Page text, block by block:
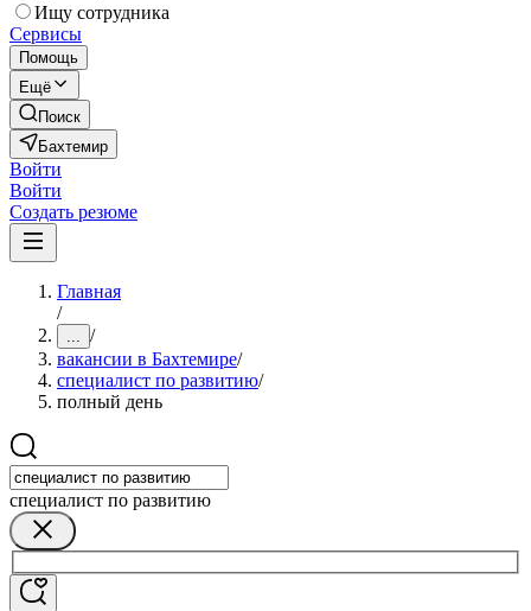
Ищу сотрудника
Сервисы
Помощь
Ещё
Поиск
Бахтемир
Войти
Войти
Создать резюме
Главная
/
... /
вакансии в Бахтемире/
специалист по развитию/
полный день
специалист по развитию